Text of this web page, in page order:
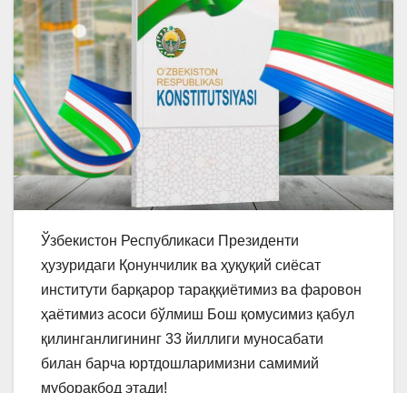
Ўзбекистон Республикаси Президенти
ҳузуридаги Қонунчилик ва ҳуқуқий сиёсат
институти барқарор тараққиётимиз ва фаровон
ҳаётимиз асоси бўлмиш Бош қомусимиз қабул
қилинганлигининг 33 йиллиги муносабати
билан барча юртдошларимизни самимий
муборакбод этади!